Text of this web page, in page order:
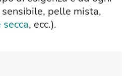
pelle mista,
, ecc.).